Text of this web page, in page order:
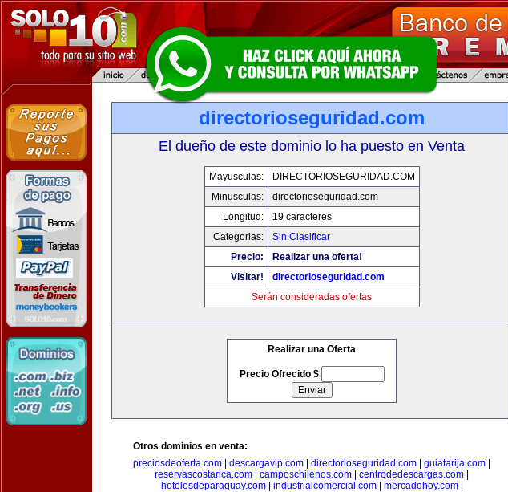
directorioseguridad.com
El dueño de este dominio lo ha puesto en Venta
Mayusculas:
DIRECTORIOSEGURIDAD.COM
Minusculas:
directorioseguridad.com
Longitud:
19 caracteres
Categorias:
Sin Clasificar
Precio:
Realizar una oferta!
Visitar!
directorioseguridad.com
Serán consideradas ofertas
Realizar una Oferta
Precio Ofrecido $
Otros dominios en venta:
preciosdeoferta.com
descargavip.com directorioseguridad.com guiatarija.com
reservascostarica.com
camposchilenos.com centrodedescargas.com
hotelesdeparaguay.com| industrialcomercial.com| mercadohoy.com|